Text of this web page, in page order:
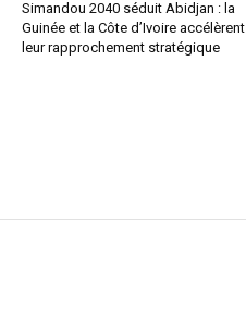
Simandou 2040 séduit Abidjan : la
Guinée et la Côte d’Ivoire accélèrent
leur rapprochement stratégique